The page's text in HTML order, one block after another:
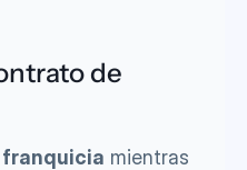
de
franquicia mientras